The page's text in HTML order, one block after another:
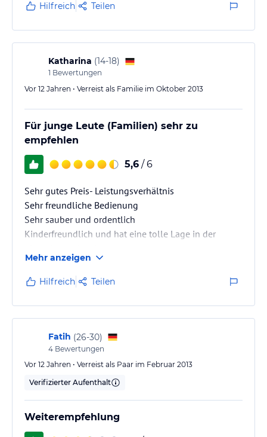
Hilfreich Teilen
Katharina (14-18)
1 Bewertungen
Vor 12 Jahren • Verreist als Familie im Oktober 2013
Für junge Leute (Familien) sehr zu
empfehlen
5,6 / 6
Sehr gutes Preis- Leistungsverhältnis
Sehr freundliche Bedienung
Sehr sauber und ordentlich
Kinderfreundlich und hat eine tolle Lage in der
Mehr anzeigen
Hilfreich Teilen
Fatih (26-30)
4 Bewertungen
Vor 12 Jahren • Verreist als Paar im Februar 2013
Verifizierter Aufenthalt
Weiterempfehlung